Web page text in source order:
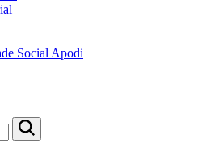
Social Apodi